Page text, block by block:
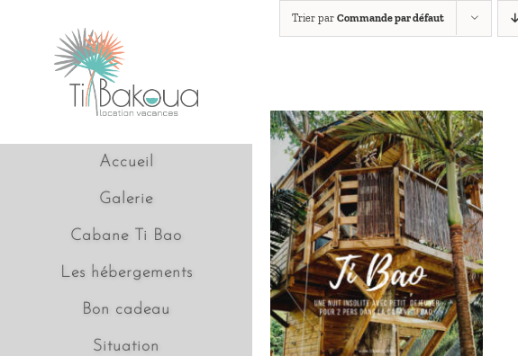
Accueil
Galerie
Cabane Ti Bao
Les hébergements
Bon cadeau
Situation
Trier par Commande par défaut